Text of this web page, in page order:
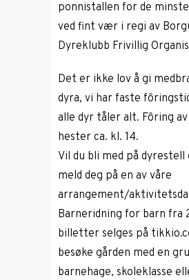
ponnistallen for de
ved fint vær i regi av
Dyreklubb Frivillig
Det er ikke lov å gi
dyra, vi har faste
alle dyr tåler alt. Fôring
hester ca. kl. 14.
Vil du bli med på
meld deg på en av våre
arrangement/
Barneridning for barn fra
billetter selges på
besøke gården med en
barnehage, skoleklasse